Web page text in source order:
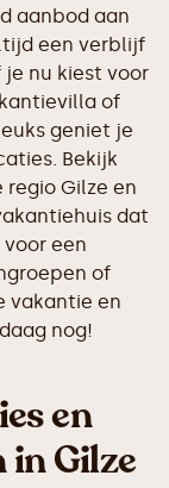
aanbod aan
een verblijf
nu kiest voor
of
geniet je
Bekijk
Gilze en
dat
een
of
vakantie en
nog!
en
Gilze